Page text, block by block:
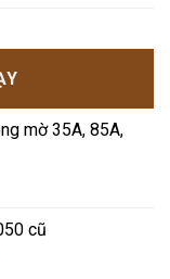
mờ 35A, 85A,
cũ